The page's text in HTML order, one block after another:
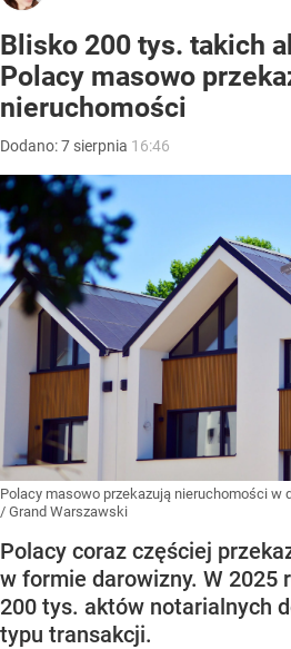
Blisko 200 tys. takich
Polacy masowo
nieruchomości
Dodano:7 sierpnia 16:46
Polacy masowo przekazują nieruchomości w
/ Grand Warszawski
Polacy coraz częściej
w formie darowizny. W 2025
200 tys. aktów notarialnych
typu transakcji.